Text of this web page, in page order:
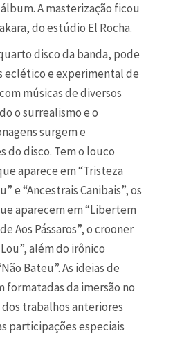
A masterização ficou
do estúdio El Rocha.
disco da banda, pode
eclético e experimental de
músicas de diversos
o surrealismo e o
surgem e
do disco. Tem o louco
aparece em “Tristeza
e “Ancestrais Canibais”, os
aparecem em “Libertem
Aos Pássaros”, o crooner
além do irônico
Bateu”. As ideias de
formatadas da imersão no
trabalhos anteriores
participações especiais